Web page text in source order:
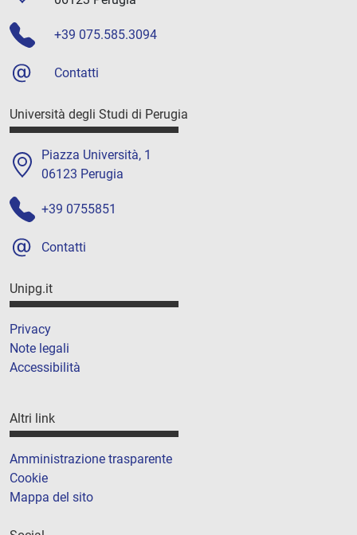
+39 075.585.3094
Contatti
Università degli Studi di Perugia
Piazza Università, 1
06123 Perugia
+39 0755851
Contatti
Unipg.it
Privacy
Note legali
Accessibilità
Altri link
Amministrazione trasparente
Cookie
Mappa del sito